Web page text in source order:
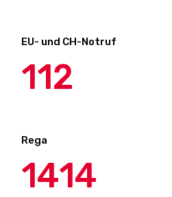
EU- und CH-Notruf
112
Rega
1414